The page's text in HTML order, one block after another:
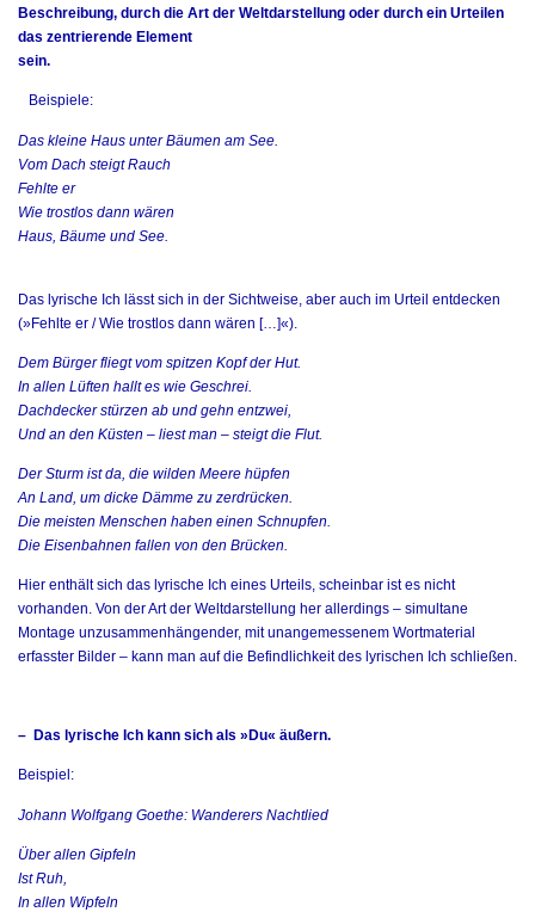
Beschreibung, durch die Art der Weltdarstellung oder durch ein Urteilen
das zentrierende Element
sein.
Beispiele:
Das kleine Haus unter Bäumen am See.
Vom Dach steigt Rauch
Fehlte er
Wie trostlos dann wären
Haus, Bäume und See.
Das lyrische Ich lässt sich in der Sichtweise, aber auch im Urteil entdecken
(»Fehlte er / Wie trostlos dann wären […]«).
Dem Bürger fliegt vom spitzen Kopf der Hut.
In allen Lüften hallt es wie Geschrei.
Dachdecker stürzen ab und gehn entzwei,
Und an den Küsten – liest man – steigt die Flut.
Der Sturm ist da, die wilden Meere hüpfen
An Land, um dicke Dämme zu zerdrücken.
Die meisten Menschen haben einen Schnupfen.
Die Eisenbahnen fallen von den Brücken.
Hier enthält sich das lyrische Ich eines Urteils, scheinbar ist es nicht
vorhanden. Von der Art der Weltdarstellung her allerdings – simultane
Montage unzusammenhängender, mit unangemessenem Wortmaterial
erfasster Bilder – kann man auf die Befindlichkeit des lyrischen Ich schließen.
– Das lyrische Ich kann sich als »Du« äußern.
Beispiel:
Johann Wolfgang Goethe: Wanderers Nachtlied
Über allen Gipfeln
Ist Ruh,
In allen Wipfeln